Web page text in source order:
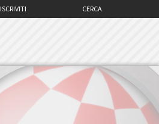
CERCA
ISCRIVITI